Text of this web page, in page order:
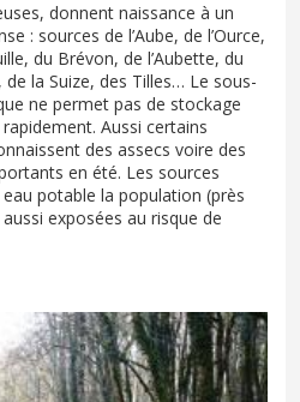
donnent naissance à un
: sources de l’Aube, de l’Ource,
du Brévon, de l’Aubette, du
de la Suize, des Tilles… Le sous-
ne permet pas de stockage
Aussi certains
des assecs voire des
en été. Les sources
potable la population (près
exposées au risque de